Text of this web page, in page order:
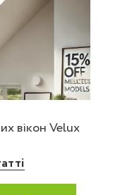
вікон Velux